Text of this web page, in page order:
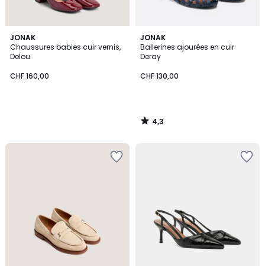
JONAK
Chaussures babies cuir vernis,
Delou
CHF 160,00
JONAK
Ballerines ajourées en cuir
Deray
CHF 130,00
4,3
/ 5
4,3
/